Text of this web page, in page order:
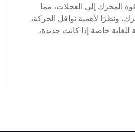
المحرك إلى العجلات، مما
ونظرًا لأهمية نواقل الحركة،
للغاية خاصة إذا كانت جديدة،